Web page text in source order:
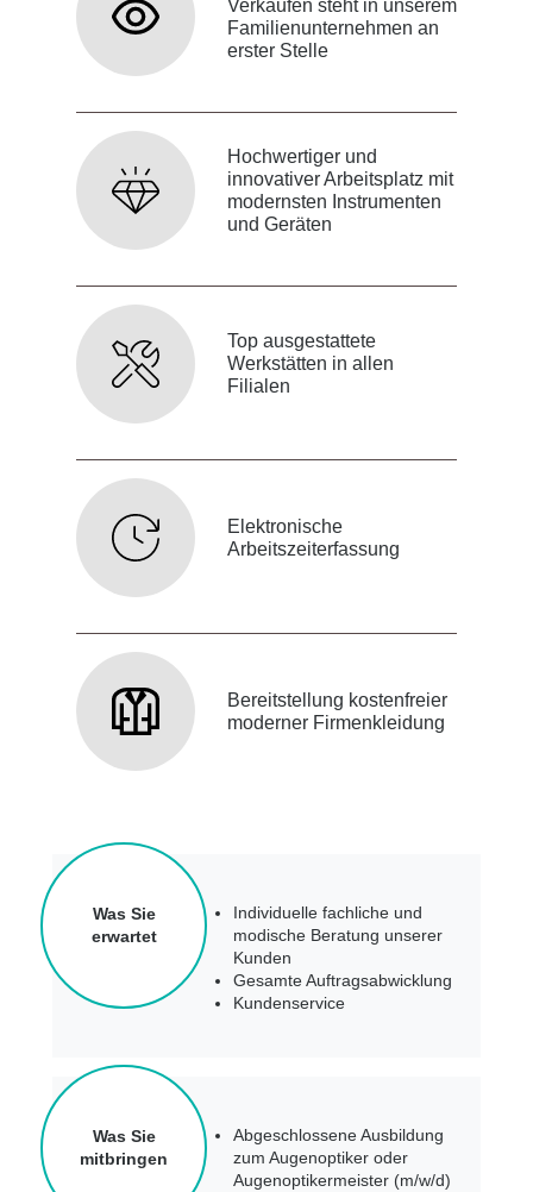
Verkaufen steht in unserem
Familienunternehmen an
erster Stelle
Hochwertiger und
innovativer Arbeitsplatz mit
modernsten Instrumenten
und Geräten
Top ausgestattete
Werkstätten in allen
Filialen
Elektronische
Arbeitszeiterfassung
Bereitstellung kostenfreier
moderner Firmenkleidung
Was Sie
erwartet
Individuelle fachliche und
modische Beratung unserer
Kunden
Gesamte Auftragsabwicklung
Kundenservice
Was Sie
mitbringen
Abgeschlossene Ausbildung
zum Augenoptiker oder
Augenoptikermeister (m/w/d)